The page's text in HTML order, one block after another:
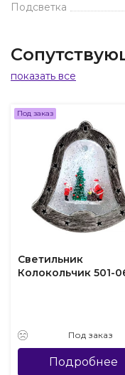
Подсветка
показать все
Под заказ
Светильник
Колокольчик 501-
Под заказ
Подробнее